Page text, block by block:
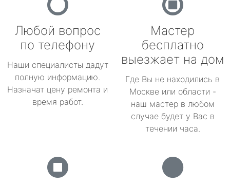
Любой вопрос
по телефону
Наши специалисты дадут
полную информацию.
Назначат цену ремонта и
время работ.
Мастер
бесплатно
выезжает на дом
Где Вы не находились в
Москве или области -
наш мастер в любом
случае будет у Вас в
течении часа.